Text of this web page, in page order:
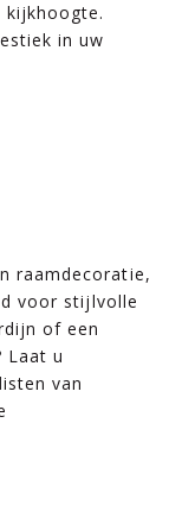
in uw
raamdecoratie,
voor stijlvolle
of een
Laat u
van